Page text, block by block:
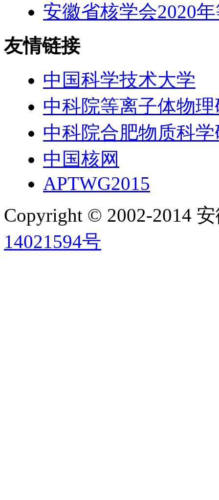
安徽省核学会2020
友情链接
中国科学技术大学
中科院等离子体物
中科院合肥物质科
中国核网
APTWG2015
Copyright © 2002-2014
14021594号